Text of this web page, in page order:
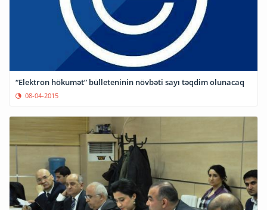
“Elektron hökumət” bülleteninin növbəti sayı təqdim olunacaq
08-04-2015